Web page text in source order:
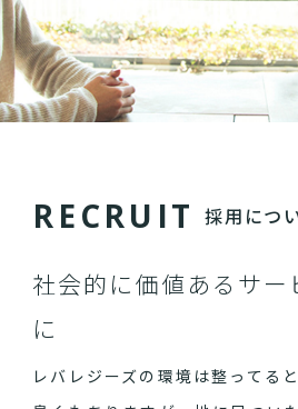
RECRU IT 採用につ
社会的に価値あるサー
に
レバレジーズの環境は整ってる